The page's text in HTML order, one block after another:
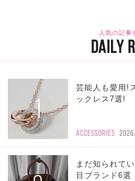
人気の記事
DAILY
1
芸能人も愛用!
ックレス7選!
ACCESSORIES
まだ知られて
目ブランド6選